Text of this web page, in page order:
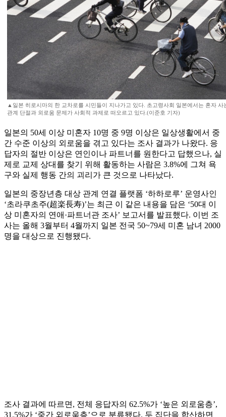
▲일본 히로시마의 한 교차로를 시민들이 지나가고 있다. 초고령사회 일본에서는 혼자 사
관계 단절과 외로움 문제가 사회적 과제로 떠오르고 있다.(이준호 기자)
일본의 50세 이상 미혼자 10명 중 9명 이상은 일상생활에서 중
간 수준 이상의 외로움을 겪고 있다는 조사 결과가 나왔다. 응
답자의 절반 이상은 연인이나 파트너를 원한다고 답했으나, 실
제로 교제 상대를 찾기 위해 활동하는 사람은 3.8%에 그쳐 욕
구와 실제 행동 간의 괴리가 큰 것으로 나타났다.
일본의 중장년층 대상 관계 연결 플랫폼 ‘하하로루’ 운영사인
‘초라쿠초주(超楽長寿)’는 최근 이 같은 내용을 담은 ‘50대 이
상 미혼자의 연애·파트너관 조사’ 보고서를 발표했다. 이번 조
사는 올해 3월부터 4월까지 일본 전국 50~79세 미혼 남녀 2000
명을 대상으로 진행됐다.
조사 결과에 따르면, 전체 응답자의 62.5%가 ‘높은 외로움층’,
31.5%가 ‘중간 외로움층’으로 분류됐다. 두 집단을 합산하면